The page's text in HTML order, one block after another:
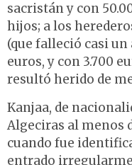
sacristán y con
hijos; a los
(que falleció casi un
euros, y con 3.700
resultó herido de
Kanjaa, de
Algeciras al menos
cuando fue
entrado